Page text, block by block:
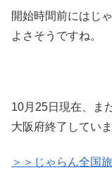
開始時間前にはじ
よさそうですね。
10月25日現在、ま
大阪府終了していま
＞＞じゃらん全国